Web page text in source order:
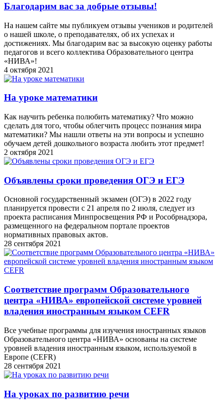
Благодарим вас за добрые отзывы!
На нашем сайте мы публикуем отзывы учеников и родителей
о нашей школе, о преподавателях, об их успехах и
достижениях. Мы благодарим вас за высокую оценку работы
педагогов и всего коллектива Образовательного центра
«НИВА»!
4 октября 2021
На уроке математики
Как научить ребенка полюбить математику? Что можно
сделать для того, чтобы облегчить процесс познания мира
математики? Мы нашли ответы на эти вопросы и успешно
обучаем детей дошкольного возраста любить этот предмет!
2 октября 2021
Объявлены сроки проведения ОГЭ и ЕГЭ
Основной государственный экзамен (ОГЭ) в 2022 году
планируется провести с 21 апреля по 2 июля, следует из
проекта расписания Минпросвещения РФ и Рособрнадзора,
размещенного на федеральном портале проектов
нормативных правовых актов.
28 сентября 2021
Соответствие программ Образовательного
центра «НИВА» европейской системе уровней
владения иностранным языком CEFR
Все учебные программы для изучения иностранных языков
Образовательного центра «НИВА» основаны на системе
уровней владения иностранным языком, используемой в
Европе (CEFR)
28 сентября 2021
На уроках по развитию речи